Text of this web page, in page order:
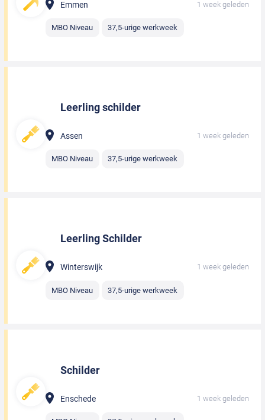
Emmen 1 week geleden
MBO Niveau 37,5-urige werkweek
Leerling schilder
Assen 1 week geleden
MBO Niveau 37,5-urige werkweek
Leerling Schilder
Winterswijk 1 week geleden
MBO Niveau 37,5-urige werkweek
Schilder
Enschede 1 week geleden